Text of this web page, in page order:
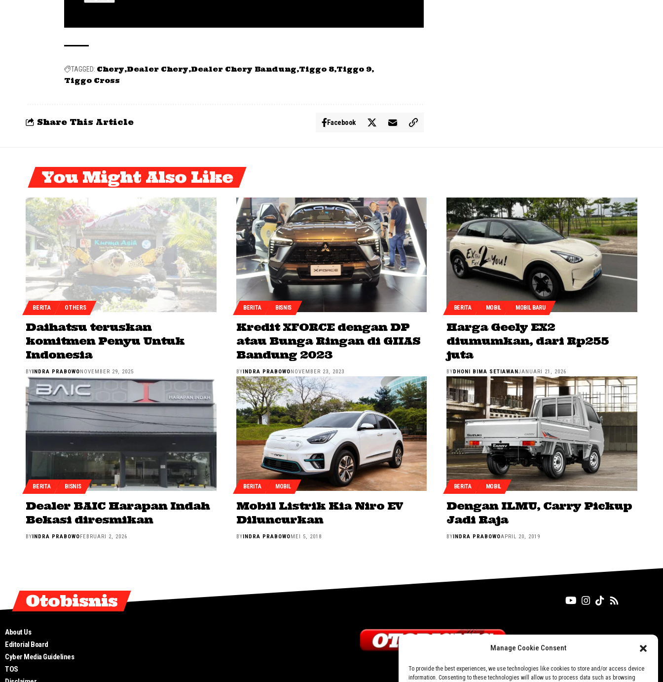
Manage Cookie Consent
To provide the best experiences, we use technologies like cookies to store and/or access device
information. Consenting to these technologies will allow us to process data such as browsing
TAGGED: Chery Dealer Chery Dealer Chery Bandung Tiggo 8 Tiggo 9
Tiggo Cross
Share This Article Facebook
You Might Also Like
BERITA OTHERS
Daihatsu teruskan
komitmen Penyu Untuk
Indonesia
BYINDRA PRABOWONOVEMBER 29, 2025
BERITA BISNIS
Kredit XFORCE dengan DP
atau Bunga Ringan di GIIAS
Bandung 2023
BYINDRA PRABOWONOVEMBER 23, 2023
BERITA MOBIL MOBIL BARU
Harga Geely EX2
diumumkan, dari Rp255
juta
BYDHONI BIMA SETIAWANJANUARI 21, 2026
BERITA BISNIS
Dealer BAIC Harapan Indah
Bekasi diresmikan
BYINDRA PRABOWOFEBRUARI 2, 2026
BERITA MOBIL
Mobil Listrik Kia Niro EV
Diluncurkan
BYINDRA PRABOWOMEI 5, 2018
BERITA MOBIL
Dengan ILMU, Carry Pickup
Jadi Raja
BYINDRA PRABOWOAPRIL 20, 2019
Otobisnis
About Us
Editorial Board
Cyber Media Guidelines
TOS